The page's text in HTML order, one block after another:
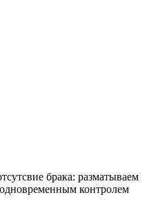
брака: разматываем
контролем